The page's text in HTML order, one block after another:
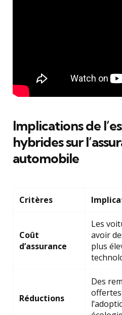
Implications de
hybrides sur
automobile
Critères
Coût
d’assurance
Les
avoir
plus
Réductions
Des